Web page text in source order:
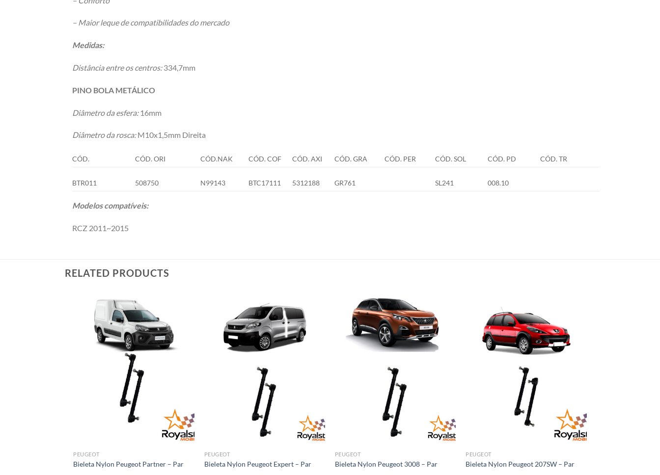
– Maior leque de compatibilidades do mercado
Medidas:
Distância entre os centros:334,7mm
PINO BOLA METÁLICO
Diâmetro da esfera:16mm
Diâmetro da rosca:M10x1,5mm Direita
CÓD. CÓD. ORI CÓD.NAK CÓD. COF CÓD. AXI CÓD. GRA CÓD. PER CÓD. SOL CÓD. PD CÓD. TR
BTR011 508750 N99143 BTC17111 5312188 GR761 SL241 008.10
Modelos compatíveis:
RCZ 2011~2015
RELATED PRODUCTS
PEUGEOT
Bieleta Nylon Peugeot Partner – Par
PEUGEOT
Bieleta Nylon Peugeot Expert – Par
PEUGEOT
Bieleta Nylon Peugeot 3008 – Par
PEUGEOT
Bieleta Nylon Peugeot 207SW – Par